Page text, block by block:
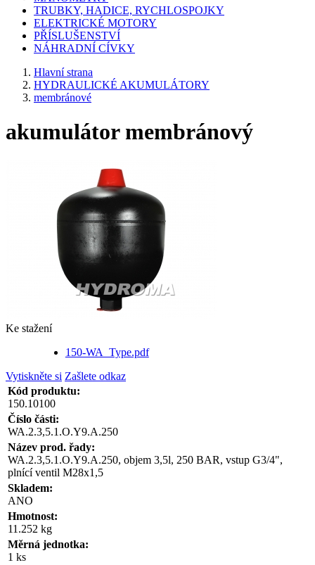
TRUBKY, HADICE, RYCHLOSPOJKY
ELEKTRICKÉ MOTORY
PŘÍSLUŠENSTVÍ
NÁHRADNÍ CÍVKY
Hlavní strana
HYDRAULICKÉ AKUMULÁTORY
membránové
akumulátor membránový
Ke stažení
150-WA_Type.pdf
Vytiskněte si Zašlete odkaz
Kód produktu:
150.10100
Číslo části:
WA.2.3,5.1.O.Y9.A.250
Název prod. řady:
WA.2.3,5.1.O.Y9.A.250, objem 3,5l, 250 BAR, vstup G3/4",
plnící ventil M28x1,5
Skladem:
ANO
Hmotnost:
11.252 kg
Měrná jednotka:
1 ks